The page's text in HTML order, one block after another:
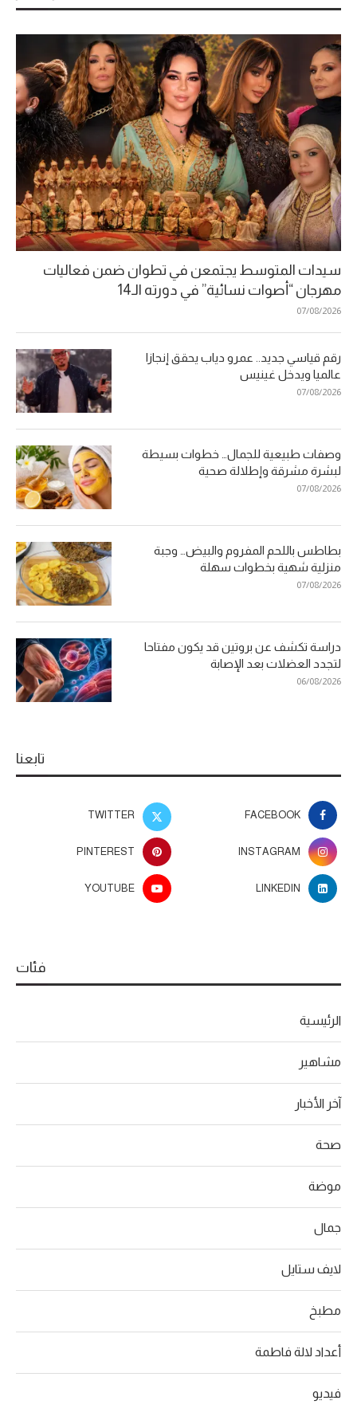
سيدات المتوسط يجتمعن في تطوان ضمن فعاليات
مهرجان “أصوات نسائية” في دورته الـ14
07/08/2026
رقم قياسي جديد.. عمرو دياب يحقق إنجازا
عالميا ويدخل غينيس
07/08/2026
وصفات طبيعية للجمال… خطوات بسيطة
لبشرة مشرقة وإطلالة صحية
07/08/2026
بطاطس باللحم المفروم والبيض… وجبة
منزلية شهية بخطوات سهلة
07/08/2026
دراسة تكشف عن بروتين قد يكون مفتاحا
لتجدد العضلات بعد الإصابة
06/08/2026
تابعنا
FACEBOOK
TWITTER
INSTAGRAM
PINTEREST
LINKEDIN
YOUTUBE
فئات
الرئيسية
مشاهير
آخر الأخبار
صحة
موضة
جمال
لايف ستايل
مطبخ
أعداد لالة فاطمة
فيديو